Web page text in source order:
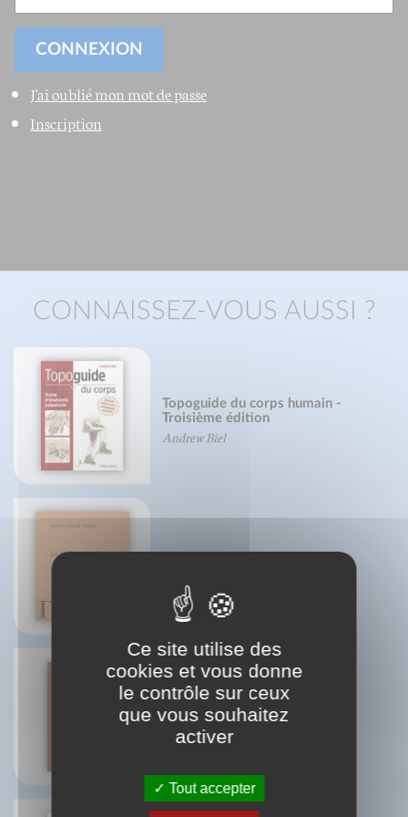
J'ai oublié mon mot de passe
Inscription
CONNAISSEZ-VOUS AUSSI ?
Topoguide du corps humain -
Troisième édition
Andrew Biel
Petit traité du cognac
Françoise Barbin-Lécrevisse
Ce site utilise des
cookies et vous donne
le contrôle sur ceux
que vous souhaitez
activer
Tout accepter